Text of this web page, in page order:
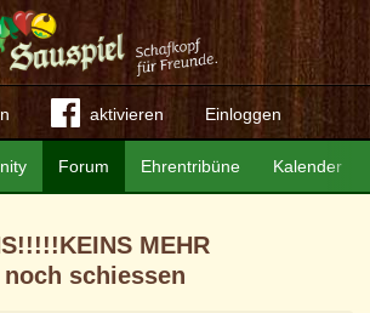
aktivieren Einloggen
Forum Ehrentribüne Kalender
MEHR
schiessen